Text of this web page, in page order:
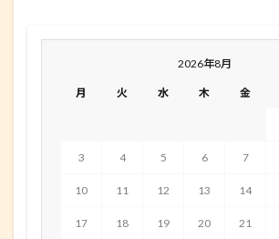
2026年8月
月 火 水 木 金
3 4 5 6 7
10 11 12 13 14
17 18 19 20 21